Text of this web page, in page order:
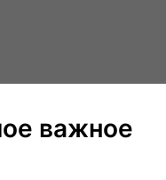
важное